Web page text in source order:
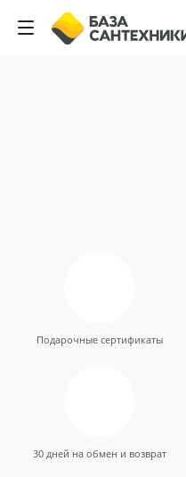
Подарочные сертификаты
30 дней на обмен и возврат